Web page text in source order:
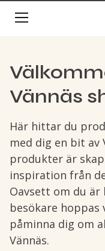
Vännäs
Här hittar du
med dig en bit av
produkter är
inspiration från
Oavsett om du
besökare
påminna dig om
Vännäs.